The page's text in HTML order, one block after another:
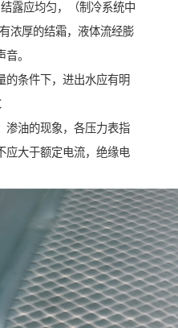
应均匀，（制冷系统中
浓厚的结霜，液体流经膨
。
条件下，进出水应有明
油的现象，各压力表指
应大于额定电流，绝缘电